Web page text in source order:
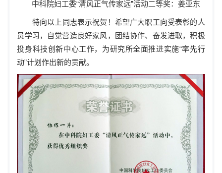
中科院妇工委“清风正气传家远”活动二等奖：姜亚东
特向以上同志表示祝贺！希望广大职工向受表彰的人
员学习，自觉营造良好家风，团结协作、奋发进取，积极
投身科技创新中心工作，为研究所全面推进实施“率先行
动”计划作出新的贡献。